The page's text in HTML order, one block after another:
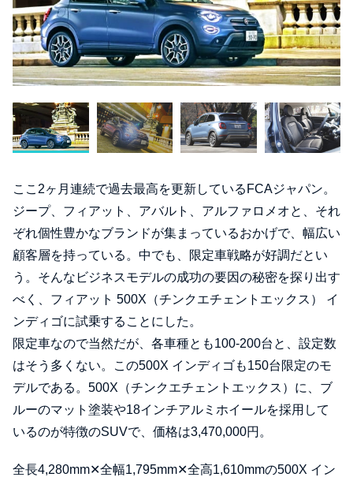
ここ2ヶ月連続で過去最高を更新しているFCAジャパン。
ジープ、フィアット、アバルト、アルファロメオと、それ
ぞれ個性豊かなブランドが集まっているおかげで、幅広い
顧客層を持っている。中でも、限定車戦略が好調だとい
う。そんなビジネスモデルの成功の要因の秘密を探り出す
べく、フィアット 500X（チンクエチェントエックス） イ
ンディゴに試乗することにした。
限定車なので当然だが、各車種とも100-200台と、設定数
はそう多くない。この500X インディゴも150台限定のモ
デルである。500X（チンクエチェントエックス）に、ブ
ルーのマット塗装や18インチアルミホイールを採用して
いるのが特徴のSUVで、価格は3,470,000円。
全長4,280mm✕全幅1,795mm✕全高1,610mmの500X イン